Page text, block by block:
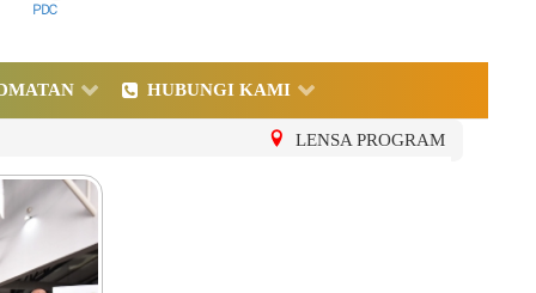
PDC
HUBUNGI KAMI
LENSA PROGRAM